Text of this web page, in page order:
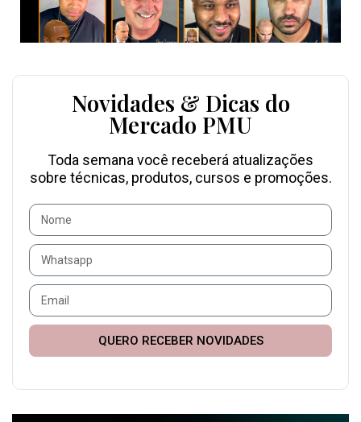
Novidades & Dicas do
Mercado PMU
Toda semana você receberá atualizações
sobre técnicas, produtos, cursos e promoções.
QUERO RECEBER NOVIDADES